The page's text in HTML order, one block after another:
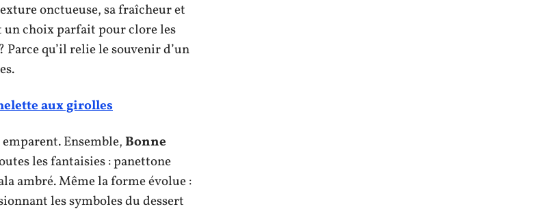
onctueuse, sa fraîcheur et
un choix parfait pour clore les
qu’il relie le souvenir d’un
aux girolles
Ensemble,Bonne
les fantaisies : panettone
ambré. Même la forme évolue :
les symboles du dessert